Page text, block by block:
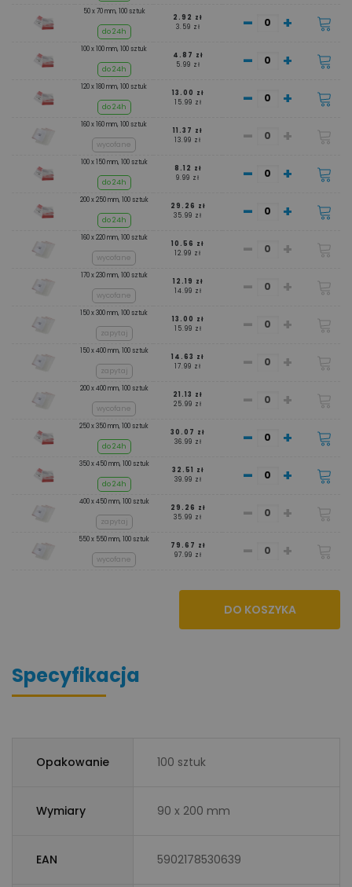
50 x 70 mm, 100 sztuk
do 24h
2.92 zł
3.59 zł
- +
100 x 100 mm, 100 sztuk
do 24h
4.87 zł
5.99 zł
- +
120 x 180 mm, 100 sztuk
do 24h
13.00 zł
15.99 zł
- +
160 x 160 mm, 100 sztuk
wycofane
11.37 zł
13.99 zł
- +
100 x 150 mm, 100 sztuk
do 24h
8.12 zł
9.99 zł
- +
200 x 250 mm, 100 sztuk
do 24h
29.26 zł
35.99 zł
- +
160 x 220 mm, 100 sztuk
wycofane
10.56 zł
12.99 zł
- +
170 x 230 mm, 100 sztuk
wycofane
12.19 zł
14.99 zł
- +
150 x 300 mm, 100 sztuk
zapytaj
13.00 zł
15.99 zł
- +
150 x 400 mm, 100 sztuk
zapytaj
14.63 zł
17.99 zł
- +
200 x 400 mm, 100 sztuk
wycofane
21.13 zł
25.99 zł
- +
250 x 350 mm, 100 sztuk
do 24h
30.07 zł
36.99 zł
- +
350 x 450 mm, 100 sztuk
do 24h
32.51 zł
39.99 zł
- +
400 x 450 mm, 100 sztuk
zapytaj
29.26 zł
35.99 zł
- +
550 x 550 mm, 100 sztuk
wycofane
79.67 zł
97.99 zł
- +
DO KOSZYKA
Specyfikacja
Opakowanie 100 sztuk
Wymiary 90 x 200 mm
EAN 5902178530639